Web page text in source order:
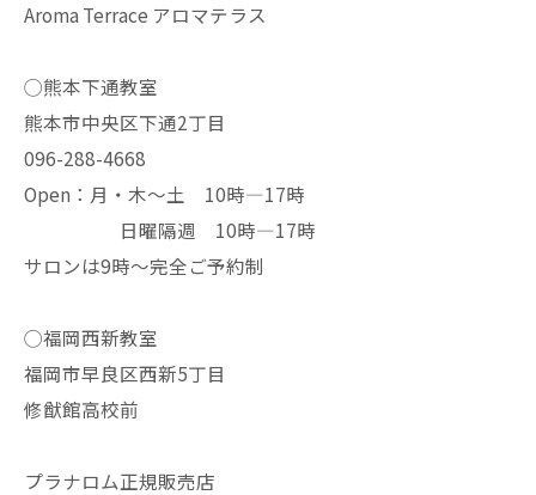
Aroma Terrace アロマテラス
◯熊本下通教室
熊本市中央区下通2丁目
096-288-4668
Open：月・木〜土 10時—17時
日曜隔週 10時—17時
サロンは9時〜完全ご予約制
◯福岡西新教室
福岡市早良区西新5丁目
修猷館高校前
プラナロム正規販売店